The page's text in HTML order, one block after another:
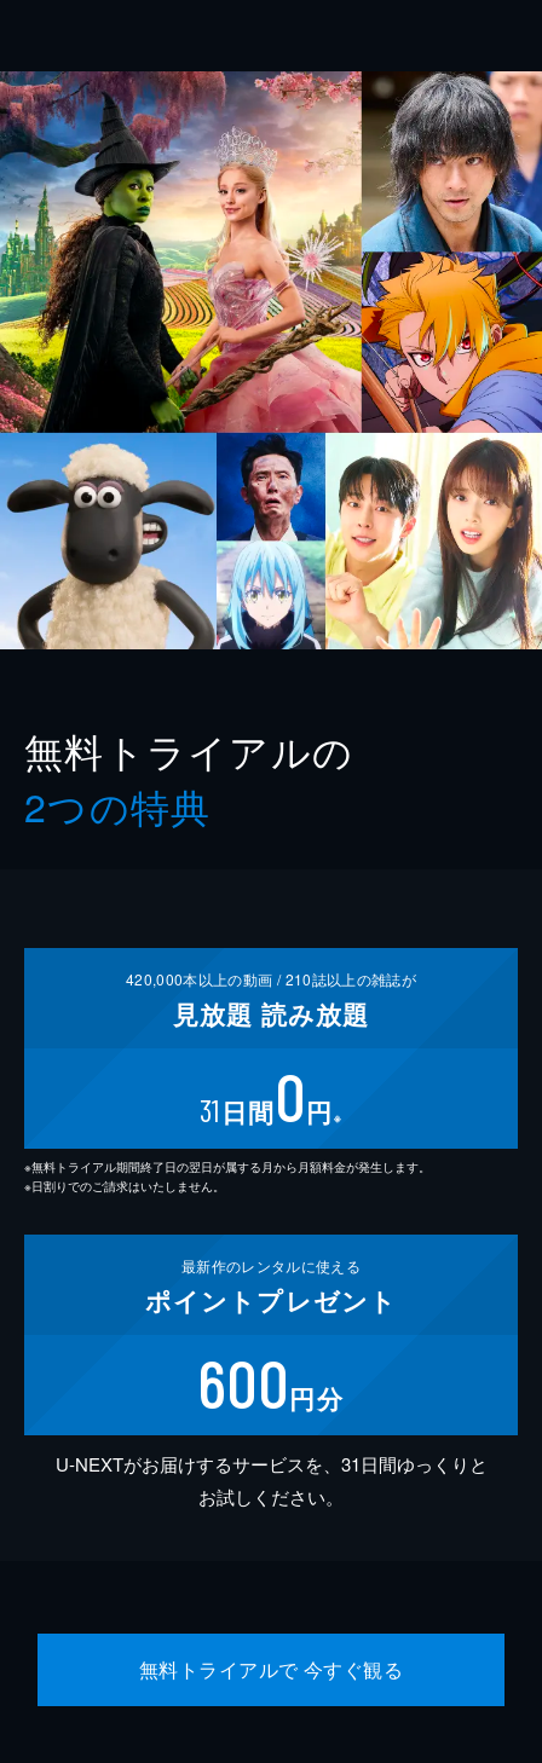
無料トライアルの
2つの特典
420,000本以上の動画 /210誌以上の雑誌が
見放題 読み放題
31 日間0円 ※
※無料トライアル期間終了日の翌日が属する月から月額料金が発生します。
※日割りでのご請求はいたしません。
最新作のレンタルに使える
ポイント プレゼント
600円分
U-NEXTがお届けするサービスを、31日間ゆっくりと
お試しください。
無料トライアルで 今すぐ観る